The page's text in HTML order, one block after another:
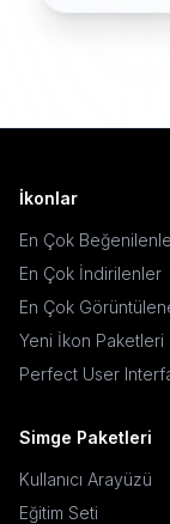
İkonlar
En Çok
En Çok İndirilenler
En Çok
Yeni İkon Paketleri
Perfect User
Simge Paketleri
Kullanıcı Arayüzü
Eğitim Seti